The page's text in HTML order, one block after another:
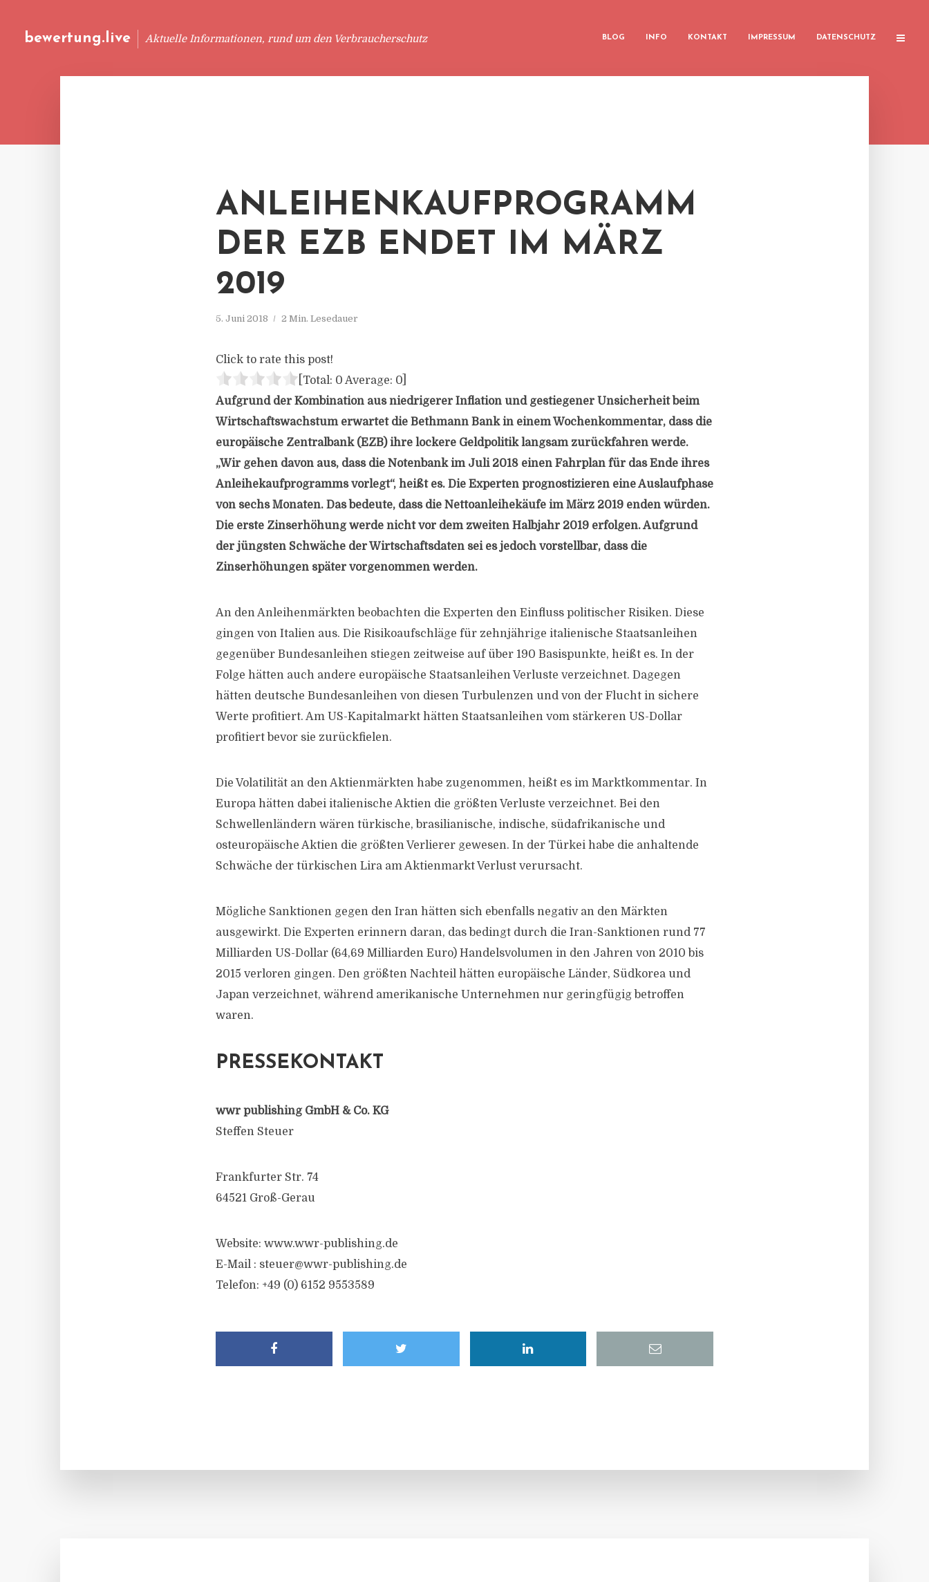
bewertung.live Aktuelle Informationen, rund um den Verbraucherschutz BLOG INFO KONTAKT IMPRESSUM DATENSCHUTZ
ANLEIHENKAUFPROGRAMM
DER EZB ENDET IM MÄRZ
2019
5. Juni 2018 2 Min. Lesedauer
Click to rate this post!
[Total: 0 Average: 0
Aufgrund der Kombination aus niedrigerer Inflation und gestiegener Unsicherheit beim
Wirtschaftswachstum erwartet die Bethmann Bank in einem Wochenkommentar, dass die
europäische Zentralbank (EZB) ihre lockere Geldpolitik langsam zurückfahren werde.
„Wir gehen davon aus, dass die Notenbank im Juli 2018 einen Fahrplan für das Ende ihres
Anleihekaufprogramms vorlegt“, heißt es. Die Experten prognostizieren eine Auslaufphase
von sechs Monaten. Das bedeute, dass die Nettoanleihekäufe im März 2019 enden würden.
Die erste Zinserhöhung werde nicht vor dem zweiten Halbjahr 2019 erfolgen. Aufgrund
der jüngsten Schwäche der Wirtschaftsdaten sei es jedoch vorstellbar, dass die
Zinserhöhungen später vorgenommen werden.
An den Anleihenmärkten beobachten die Experten den Einfluss politischer Risiken. Diese
gingen von Italien aus. Die Risikoaufschläge für zehnjährige italienische Staatsanleihen
gegenüber Bundesanleihen stiegen zeitweise auf über 190 Basispunkte, heißt es. In der
Folge hätten auch andere europäische Staatsanleihen Verluste verzeichnet. Dagegen
hätten deutsche Bundesanleihen von diesen Turbulenzen und von der Flucht in sichere
Werte profitiert. Am US-Kapitalmarkt hätten Staatsanleihen vom stärkeren US-Dollar
profitiert bevor sie zurückfielen.
Die Volatilität an den Aktienmärkten habe zugenommen, heißt es im Marktkommentar. In
Europa hätten dabei italienische Aktien die größten Verluste verzeichnet. Bei den
Schwellenländern wären türkische, brasilianische, indische, südafrikanische und
osteuropäische Aktien die größten Verlierer gewesen. In der Türkei habe die anhaltende
Schwäche der türkischen Lira am Aktienmarkt Verlust verursacht.
Mögliche Sanktionen gegen den Iran hätten sich ebenfalls negativ an den Märkten
ausgewirkt. Die Experten erinnern daran, das bedingt durch die Iran-Sanktionen rund 77
Milliarden US-Dollar (64,69 Milliarden Euro) Handelsvolumen in den Jahren von 2010 bis
2015 verloren gingen. Den größten Nachteil hätten europäische Länder, Südkorea und
Japan verzeichnet, während amerikanische Unternehmen nur geringfügig betroffen
waren.
PRESSEKONTAKT
wwr publishing GmbH & Co. KG
Steffen Steuer
Frankfurter Str. 74
64521 Groß-Gerau
Website: www.wwr-publishing.de
E-Mail : steuer@wwr-publishing.de
Telefon: +49 (0) 6152 9553589